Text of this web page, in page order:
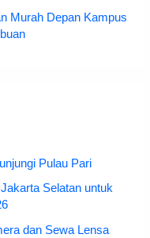
Murah Depan Kampus
Pulau Pari
Selatan untuk
dan Sewa Lensa